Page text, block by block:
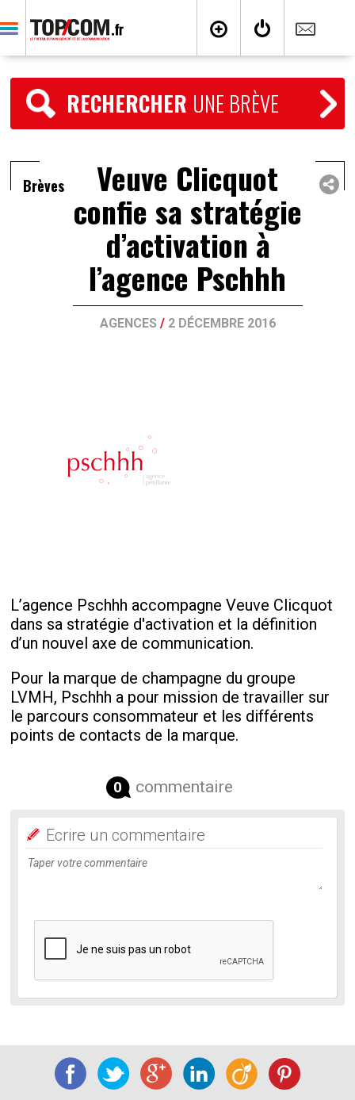
RECHERCHER UNE BRÈVE
Brèves Veuve Clicquot
confie sa stratégie
d’activation à
l’agence Pschhh
AGENCES / 2 DÉCEMBRE 2016
L’agence Pschhh accompagne Veuve Clicquot
dans sa stratégie d'activation et la définition
d’un nouvel axe de communication.
Pour la marque de champagne du groupe
LVMH, Pschhh a pour mission de travailler sur
le parcours consommateur et les différents
points de contacts de la marque.
0 commentaire
Ecrire un commentaire